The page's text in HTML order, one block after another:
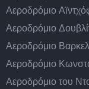
Αεροδρόμιο
Αεροδρόμιο
Αεροδρόμιο
Αεροδρόμιο
Αεροδρόμιο του